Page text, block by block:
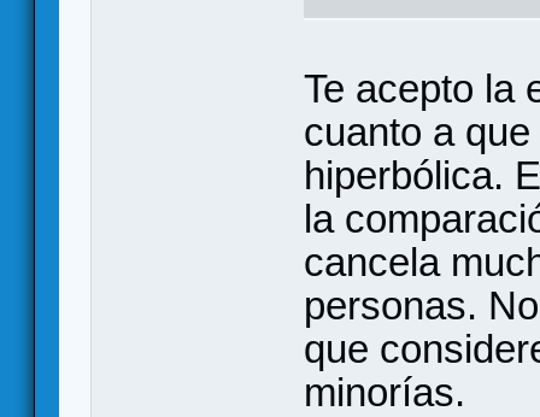
Te acepto la
cuanto a
hiperbólica.
la
cancela
personas.
que
minorías.